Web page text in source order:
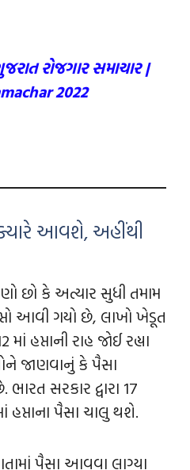
રોજગાર સમાચાર |
2022
આવશે, અહીંથી
છો કે અત્યાર સુધી તમામ
આવી ગયો છે, લાખો ખેડૂત
હપ્તાની રાહ જોઈ રહ્યા
જાણવાનું કે પૈસા
સરકાર દ્વારા 17
હપ્તાના પૈસા ચાલુ થશે.
પૈસા આવવા લાગ્યા